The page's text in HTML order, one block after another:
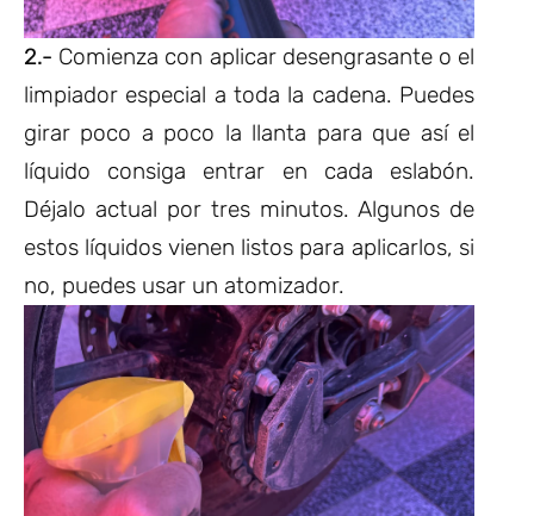
2.- Comienza con aplicar desengrasante o el
limpiador especial a toda la cadena. Puedes
girar poco a poco la llanta para que así el
líquido consiga entrar en cada eslabón.
Déjalo actual por tres minutos. Algunos de
estos líquidos vienen listos para aplicarlos, si
no, puedes usar un atomizador.